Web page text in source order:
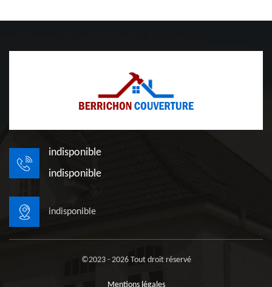
indisponible
indisponible
indisponible
©2023 - 2026 Tout droit réservé
Mentions légales